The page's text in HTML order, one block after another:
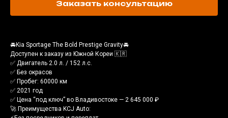
Заказать консультацию
🚘Kia Sportage The Bold Prestige Gravity🚘
Доступен к заказу из Южной Кореи 🇰🇷
✅ Двигатель 2.0 л. / 152 л.с.
✅ Без окрасов
✅ Пробег: 60000 км
✅ 2021 год
✅ Цена “под ключ” во Владивостоке — 2 645 000 ₽
🚀 Преимущества KCJ Auto: